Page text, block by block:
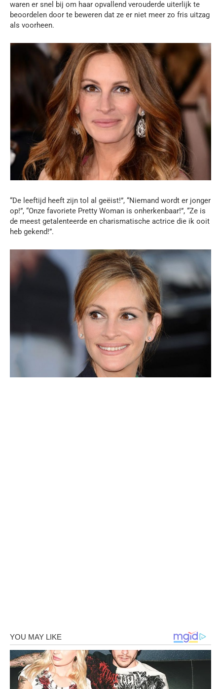
waren er snel bij om haar opvallend verouderde uiterlijk te
beoordelen door te beweren dat ze er niet meer zo fris uitzag
als voorheen.
“De leeftijd heeft zijn tol al geëist!”, “Niemand wordt er jonger
op!”, “Onze favoriete Pretty Woman is onherkenbaar!”, “Ze is
de meest getalenteerde en charismatische actrice die ik ooit
heb gekend!”.